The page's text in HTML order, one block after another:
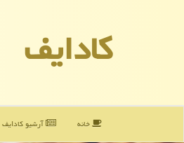
كادایف
خانه آرشیو كادایف